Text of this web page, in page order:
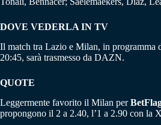
DOVE VEDERLA IN TV
Il match tra Lazio e Milan, in programma
20:45, sarà trasmesso da DAZN.
QUOTE
Leggermente favorito il Milan per
propongono il 2 a 2.40, l’1 a 2.90 con la